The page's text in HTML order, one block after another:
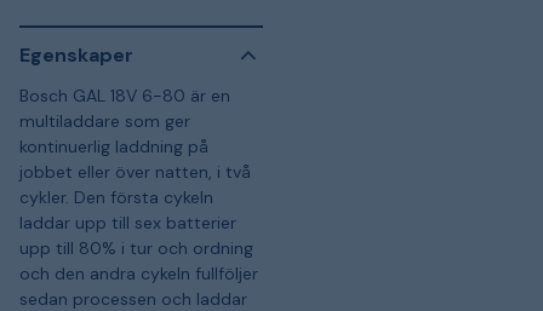
Egenskaper
Bosch GAL 18V 6-80 är en
multiladdare som ger
kontinuerlig laddning på
jobbet eller över natten, i två
cykler. Den första cykeln
laddar upp till sex batterier
upp till 80% i tur och ordning
och den andra cykeln fullföljer
sedan processen och laddar